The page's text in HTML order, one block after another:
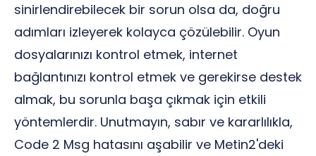
sinirlendirebilecek bir sorun olsa da, doğru
adımları izleyerek kolayca çözülebilir. Oyun
dosyalarınızı kontrol etmek, internet
bağlantınızı kontrol etmek ve gerekirse destek
almak, bu sorunla başa çıkmak için etkili
yöntemlerdir. Unutmayın, sabır ve kararlılıkla,
Code 2 Msg hatasını aşabilir ve Metin2'deki